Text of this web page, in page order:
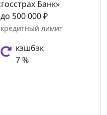
до 500 000 ₽
кредитный лимит
кэшбэк
7 %